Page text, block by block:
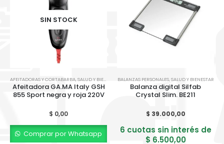
SIN STOCK
AFEITADORAS Y CORTABARBA,SALUD Y BIENESTAR
Afeitadora GA.MA Italy GSH
855 Sport negra y roja 220V
$ 0,00
Comprar por Whatsapp
BALANZAS PERSONALES,SALUD Y BIENESTAR
Balanza digital Silfab
Crystal Slim. BE211
$ 39.000,00
6 cuotas sin interés de
$ 6.500,00